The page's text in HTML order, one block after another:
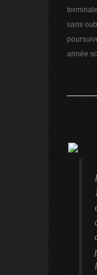
sans
année